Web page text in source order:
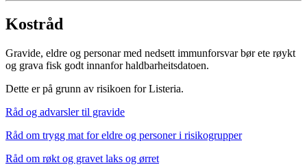
Kostråd
Gravide, eldre og personar med nedsett immunforsvar bør ete røykt
og grava fisk godt innanfor haldbarheitsdatoen.
Dette er på grunn av risikoen for Listeria.
Råd og advarsler til gravide
Råd om trygg mat for eldre og personer i risikogrupper
Råd om røkt og gravet laks og ørret